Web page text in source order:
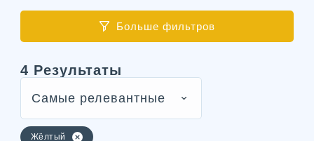
Больше фильтров
4 Результаты
Самые релевантные
Жёлтый